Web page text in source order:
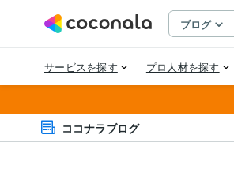
ココナラブログ